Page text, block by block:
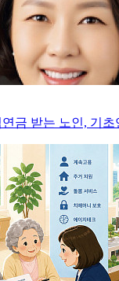
금 받는 노인, 기